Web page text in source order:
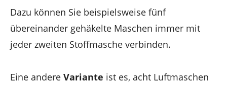
Dazu können Sie beispielsweise fünf
übereinander gehäkelte Maschen immer mit
jeder zweiten Stoffmasche verbinden.
Eine andere Variante ist es, acht Luftmaschen